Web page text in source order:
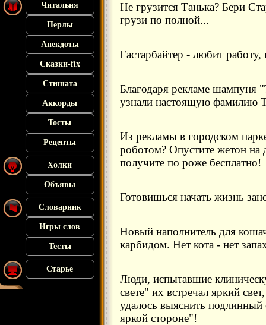
Читальня
Перлы
Анекдоты
Сказки-fix
Стишата
Аккорды
Тосты
Рецепты
Холки
Объявы
Словарник
Игры слов
Тесты
Старье
Не грузится Танька? Бери
грузи по полной...
Гастарбайтер - любит
Благодаря рекламе шампуня
узнали настоящую фамилию
Из рекламы в городском
роботом? Опустите жетон на
получите по роже бесплатно!
Готовишься начать жизнь
Новый наполнитель для
карбидом. Нет кота - нет
Люди, испытавшие
свете" их встречал яркий
удалось выяснить
яркой стороне"!